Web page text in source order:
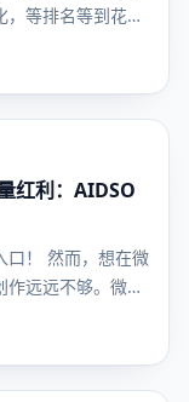
，等排名等到花
红利：AIDSO
口！ 然而，想在微
作远远不够。微